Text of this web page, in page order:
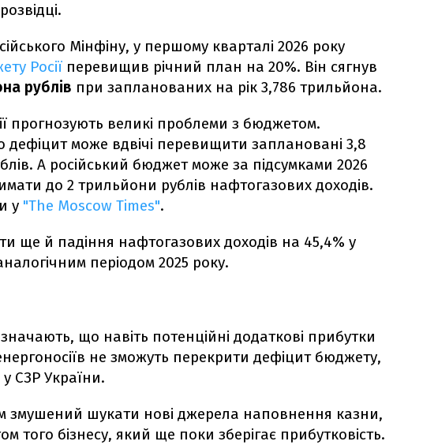
Мінфіну, у першому кварталі 2026 року
Росії перевищив річний план на 20%. Він сягнув
рублів при запланованих на рік 3,786 трильйона.
прогнозують великі проблеми з бюджетом.
дефіцит може вдвічі перевищити заплановані 3,8
А російський бюджет може за підсумками 2026
до 2 трильйони рублів нафтогазових доходів.
у "The Moscow Times".
ще й падіння нафтогазових доходів на 45,4% у
періодом 2025 року.
що навіть потенційні додаткові прибутки
не зможуть перекрити дефіцит бюджету,
СЗР України.
змушений шукати нові джерела наповнення казни,
того бізнесу, який ще поки зберігає прибутковість.